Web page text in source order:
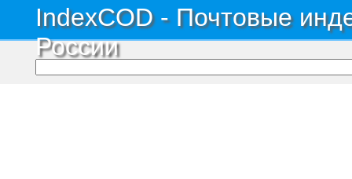
IndexCOD - Почтовые
России